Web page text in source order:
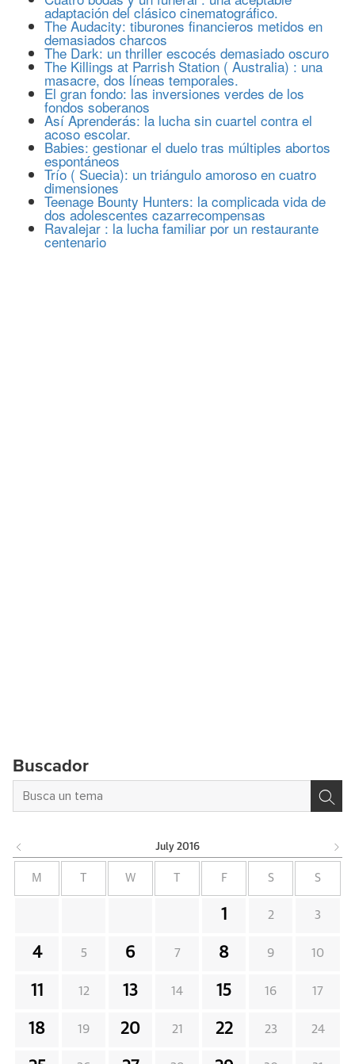
adaptación del clásico cinematográfico.
The Audacity: tiburones financieros metidos en
demasiados charcos
The Dark: un thriller escocés demasiado oscuro
The Killings at Parrish Station ( Australia) : una
masacre, dos líneas temporales.
El gran fondo: las inversiones verdes de los
fondos soberanos
Así Aprenderás: la lucha sin cuartel contra el
acoso escolar.
Babies: gestionar el duelo tras múltiples abortos
espontáneos
Trío ( Suecia): un triángulo amoroso en cuatro
dimensiones
Teenage Bounty Hunters: la complicada vida de
dos adolescentes cazarrecompensas
Ravalejar : la lucha familiar por un restaurante
centenario
Buscador
July 2016
M W F S S
1 2 3
4 5 6 7 8 9 10
11 12 13 14 15 16 17
18 19 20 21 22 23 24